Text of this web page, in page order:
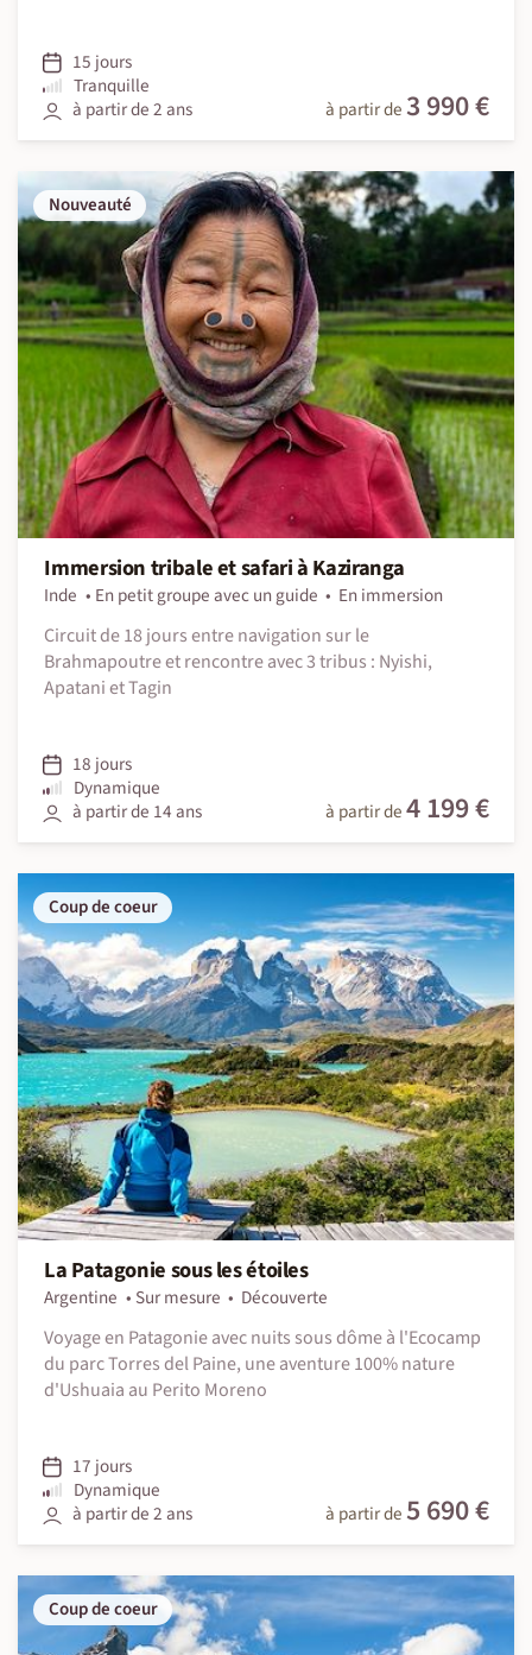
15 jours
Tranquille
à partir de 2 ans
à partir de 3 990 €
Nouveauté
Immersion tribale et safari à Kaziranga
Inde En petit groupe avec un guide
En immersion
Circuit de 18 jours entre navigation sur le
Brahmapoutre et rencontre avec 3 tribus : Nyishi,
Apatani et Tagin
18 jours
Dynamique
à partir de 14 ans
à partir de4 199 €
Coup de coeur
La Patagonie sous les étoiles
Argentine Sur mesure
Découverte
Voyage en Patagonie avec nuits sous dôme à l'Ecocamp
du parc Torres del Paine, une aventure 100% nature
d'Ushuaia au Perito Moreno
17 jours
Dynamique
à partir de 2 ans
à partir de 5 690 €
Coup de coeur